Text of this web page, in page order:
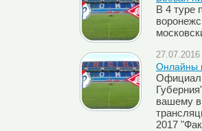
В 4 туре
Онлайны
вашему
2017